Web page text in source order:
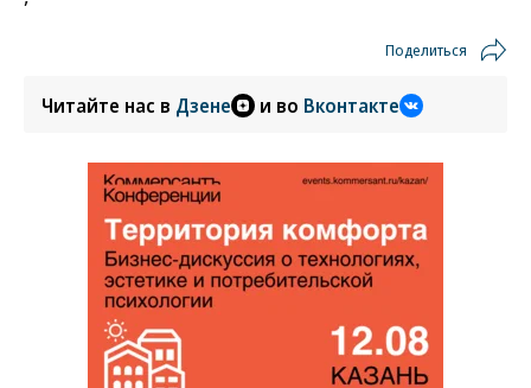
Поделиться
Читайте нас в Дзене и во Вконтакте